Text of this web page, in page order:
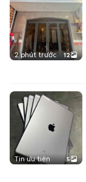
2 phút trước 12
Tin ưu tiên 5